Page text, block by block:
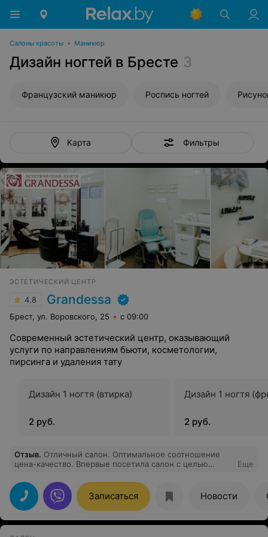
Салоны красоты • Маникюр
Дизайн ногтей в Бресте 3
Французский маникюр Роспись ногтей
Карта Фильтры
ЭСТЕТИЧЕСКИЙ ЦЕНТР
4.8 Grandessa
Брест, ул. Воровского, 25 с 09:00
Современный эстетический центр, оказывающий
услуги по направлениям бьюти, косметологии,
пирсинга и удаления тату
Дизайн 1 ногтя (втирка)
2 руб.
Дизайн 1 ногтя
2 руб.
Отзыв. Отличный салон. Оптимальное соотношение
цена-качество. Впервые посетила салон с целью
проблемная кожа и в качестве лечения косметолог
Юлия посоветовала сделать курс пилингов. Уже после
первого пилинга увидела значительные улучшения,
продолжила курс и не пожалела. Спасибо Юлии!
Отдельное спасибо за бережную и качественную
Еще
Записаться Новости